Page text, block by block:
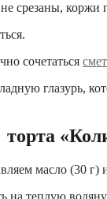
срезаны,
сочетаться
глазурь,
масло (30